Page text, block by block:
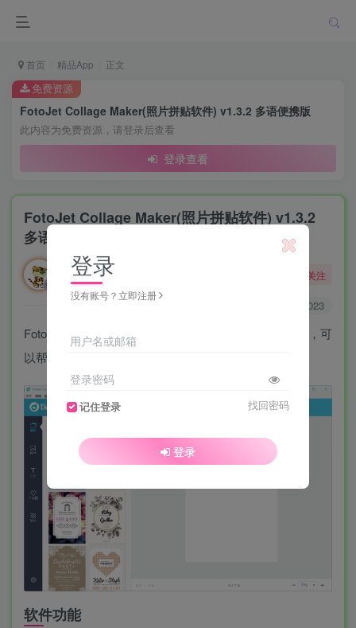
首页 精品App 正文
FotoJet Collage Maker(照片拼贴软件) v1.3.2 多语便携版
此内容为免费资源，请登录后查看
登录查看
免费资源
FotoJet Collage Maker(照片拼贴软件) v1.3.2
多语便携版
勇敢的大野狼
酒醒只在花前坐，酒醉还来花下眠。
关注
2023
FotoJet Collage Maker是一款功能强大的拼贴制作软件，可
以帮助用户轻松创建漂亮的照片拼贴。
软件功能
登录
没有账号？立即注册
用户名或邮箱
登录密码
记住登录 找回密码
登录